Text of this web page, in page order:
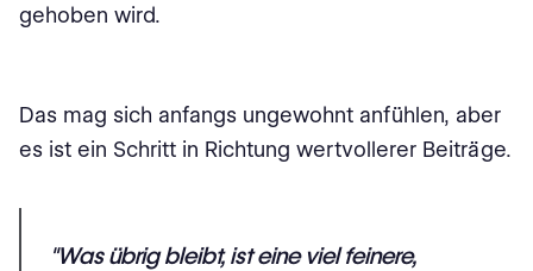
gehoben wird.
Das mag sich anfangs ungewohnt anfühlen, aber
es ist ein Schritt in Richtung wertvollerer Beiträge.
"Was übrig bleibt, ist eine viel feinere,